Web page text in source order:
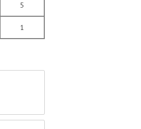
5
1